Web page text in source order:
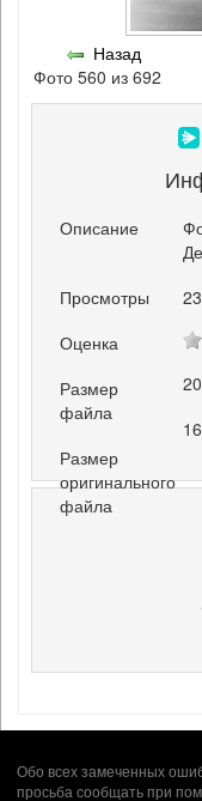
Назад
Фото 560 из 692
Описание
Просмотры
Оценка
Размер
файла
Размер
оригинального
файла
Обо всех замеченных
просьба сообщать при